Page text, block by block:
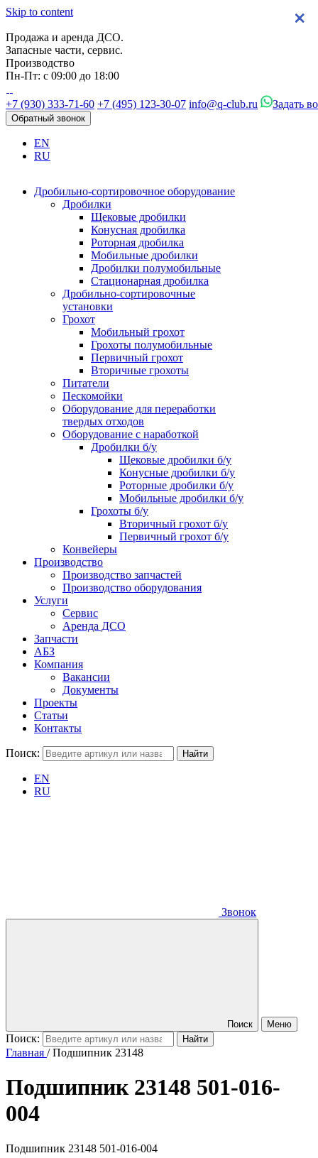
Skip to content
Продажа и аренда ДСО.
Запасные части, сервис.
Производство
Пн-Пт: с 09:00 до 18:00
+7 (930) 333-71-60 +7 (495) 123-30-07 info@q-club.ru Задать
Обратный звонок
EN
RU
Дробильно-сортировочное оборудование
Дробилки
Щековые дробилки
Конусная дробилка
Роторная дробилка
Мобильные дробилки
Дробилки полумобильные
Стационарная дробилка
Дробильно-сортировочные
установки
Грохот
Мобильный грохот
Грохоты полумобильные
Первичный грохот
Вторичные грохоты
Питатели
Пескомойки
Оборудование для переработки
твердых отходов
Оборудование с наработкой
Дробилки б/у
Щековые дробилки б/у
Конусные дробилки б/у
Роторные дробилки б/у
Мобильные дробилки б/у
Грохоты б/у
Вторичный грохот б/у
Первичный грохот б/у
Конвейеры
Производство
Производство запчастей
Производство оборудования
Услуги
Сервис
Аренда ДСО
Запчасти
АБЗ
Компания
Вакансии
Документы
Проекты
Статьи
Контакты
Поиск:
EN
RU
Звонок
Поиск Меню
Поиск:
Главная /Подшипник 23148
Подшипник 23148 501-016-
004
Подшипник 23148 501-016-004
×
×
×
×